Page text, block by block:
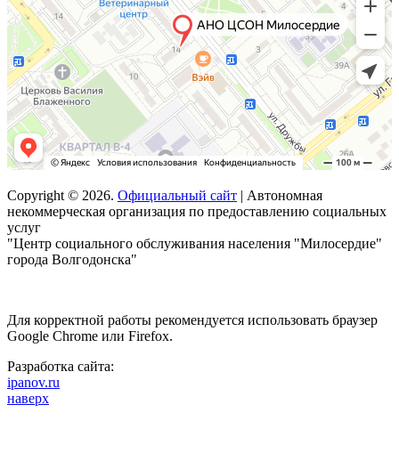
Copyright © 2026. Официальный сайт | Автономная
некоммерческая организация по предоставлению социальных
услуг
"Центр социального обслуживания населения "Милосердие"
города Волгодонска"
Для корректной работы рекомендуется использовать браузер
Google Chrome или Firefox.
Разработка сайта:
ipanov.ru
наверх